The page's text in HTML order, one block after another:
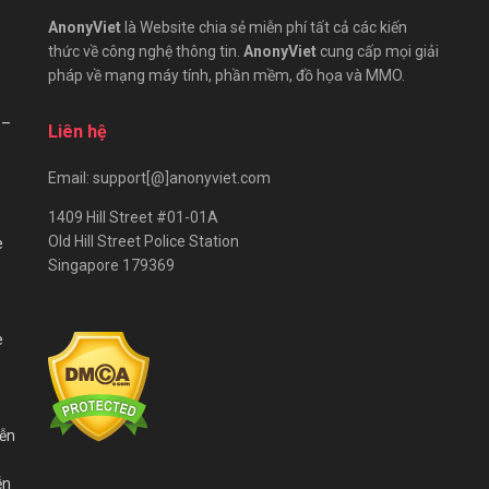
AnonyViet là Website chia sẻ miễn phí tất cả các kiến
thức về công nghệ thông tin. AnonyViet cung cấp mọi giải
pháp về mạng máy tính, phần mềm, đồ họa và MMO.
Liên hệ
Email: support[@]anonyviet.com
1409 Hill Street #01-01A
Old Hill Street Police Station
Singapore 179369